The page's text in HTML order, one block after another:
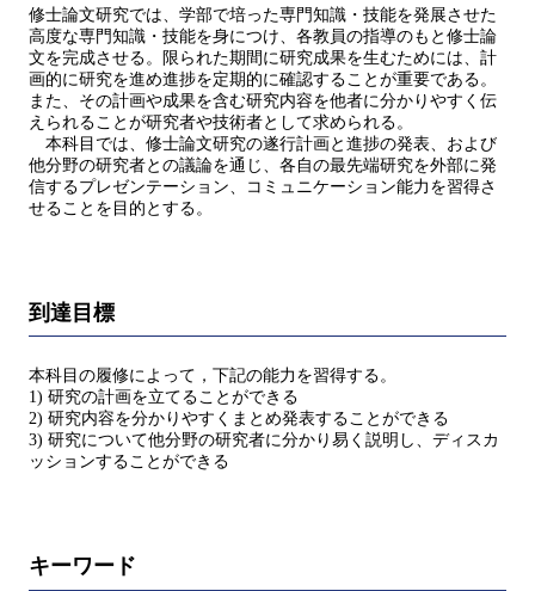
修士論文研究では、学部で培った専門知識・技能を発展させた
高度な専門知識・技能を身につけ、各教員の指導のもと修士論
文を完成させる。限られた期間に研究成果を生むためには、計
画的に研究を進め進捗を定期的に確認することが重要である。
また、その計画や成果を含む研究内容を他者に分かりやすく伝
えられることが研究者や技術者として求められる。
本科目では、修士論文研究の遂行計画と進捗の発表、および
他分野の研究者との議論を通じ、各自の最先端研究を外部に発
信するプレゼンテーション、コミュニケーション能力を習得さ
せることを目的とする。
到達目標
本科目の履修によって，下記の能力を習得する。
1) 研究の計画を立てることができる
2) 研究内容を分かりやすくまとめ発表することができる
3) 研究について他分野の研究者に分かり易く説明し、ディスカ
ッションすることができる
キーワード